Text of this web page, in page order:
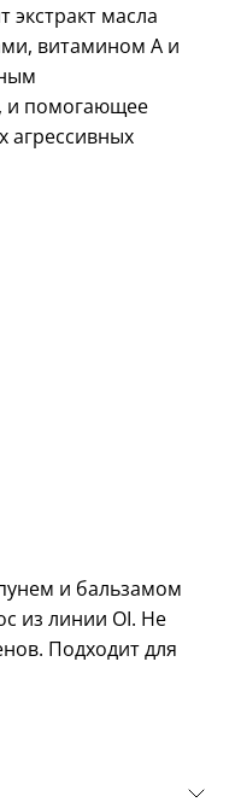
экстракт масла
витамином А и
и помогающее
и бальзамом
из линии OI. Не
Подходит для